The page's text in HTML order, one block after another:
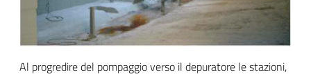
Al progredire del pompaggio verso il depuratore le stazioni,